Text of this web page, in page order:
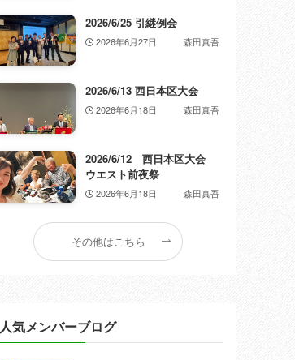
2026/6/25 引継例会
2026年6月27日 森田真吾
2026/6/13 西日本区大会
2026年6月18日 森田真吾
2026/6/12 西日本区大会
ウエスト前夜祭
2026年6月18日 森田真吾
その他はこちら
人気メンバーブログ